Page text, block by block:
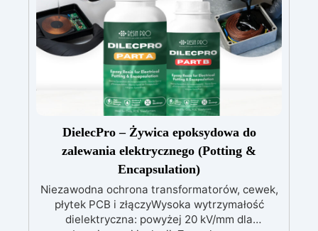
DielecPro – Żywica epoksydowa do
zalewania elektrycznego (Potting &
Encapsulation)
Niezawodna ochrona transformatorów, cewek,
płytek PCB i złączyWysoka wytrzymałość
dielektryczna: powyżej 20 kV/mm dla